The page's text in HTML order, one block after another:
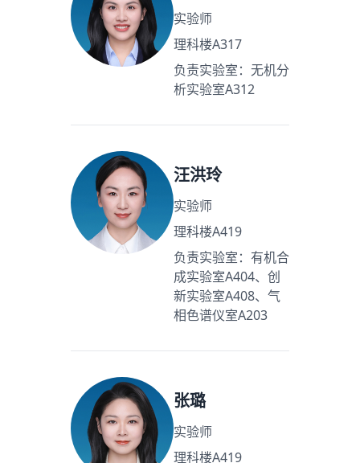
实验师
理科楼A317
负责实验室：无机分
析实验室A312
汪洪玲
实验师
理科楼A419
负责实验室：有机合
成实验室A404、创
新实验室A408、气
相色谱仪室A203
张璐
实验师
理科楼A419